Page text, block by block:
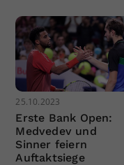
25.10.2023
Erste Bank Open:
Medvedev und
Sinner feiern
Auftaktsiege